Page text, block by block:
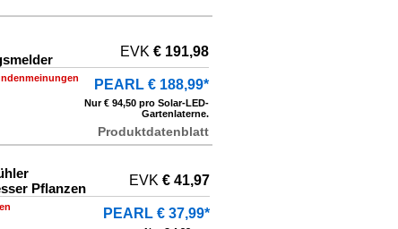
EVK € 191,98
PEARL € 188,99*
Nur € 94,50 pro Solar-LED-
Gartenlaterne.
Produktdatenblatt
Pflanzen
EVK € 41,97
PEARL € 37,99*